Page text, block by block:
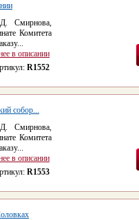
Смирнова,
Комитета
в описании
R1552
собор...
Смирнова,
Комитета
в описании
R1553